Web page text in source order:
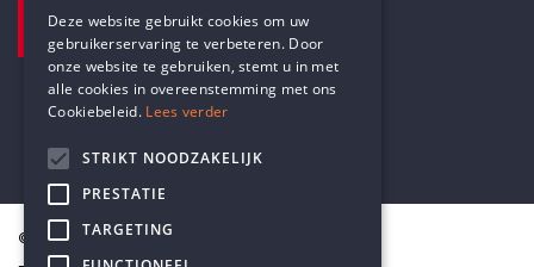
Pottenbrug 4
Antwerpen, 2000
© Humanistisch Verbond 2026
DUTCH
Deze website gebruikt cookies om uw
gebruikerservaring te verbeteren. Door
onze website te gebruiken, stemt u in met
alle cookies in overeenstemming met ons
Cookiebeleid. Lees verder
STRIKT NOODZAKELIJK
PRESTATIE
TARGETING